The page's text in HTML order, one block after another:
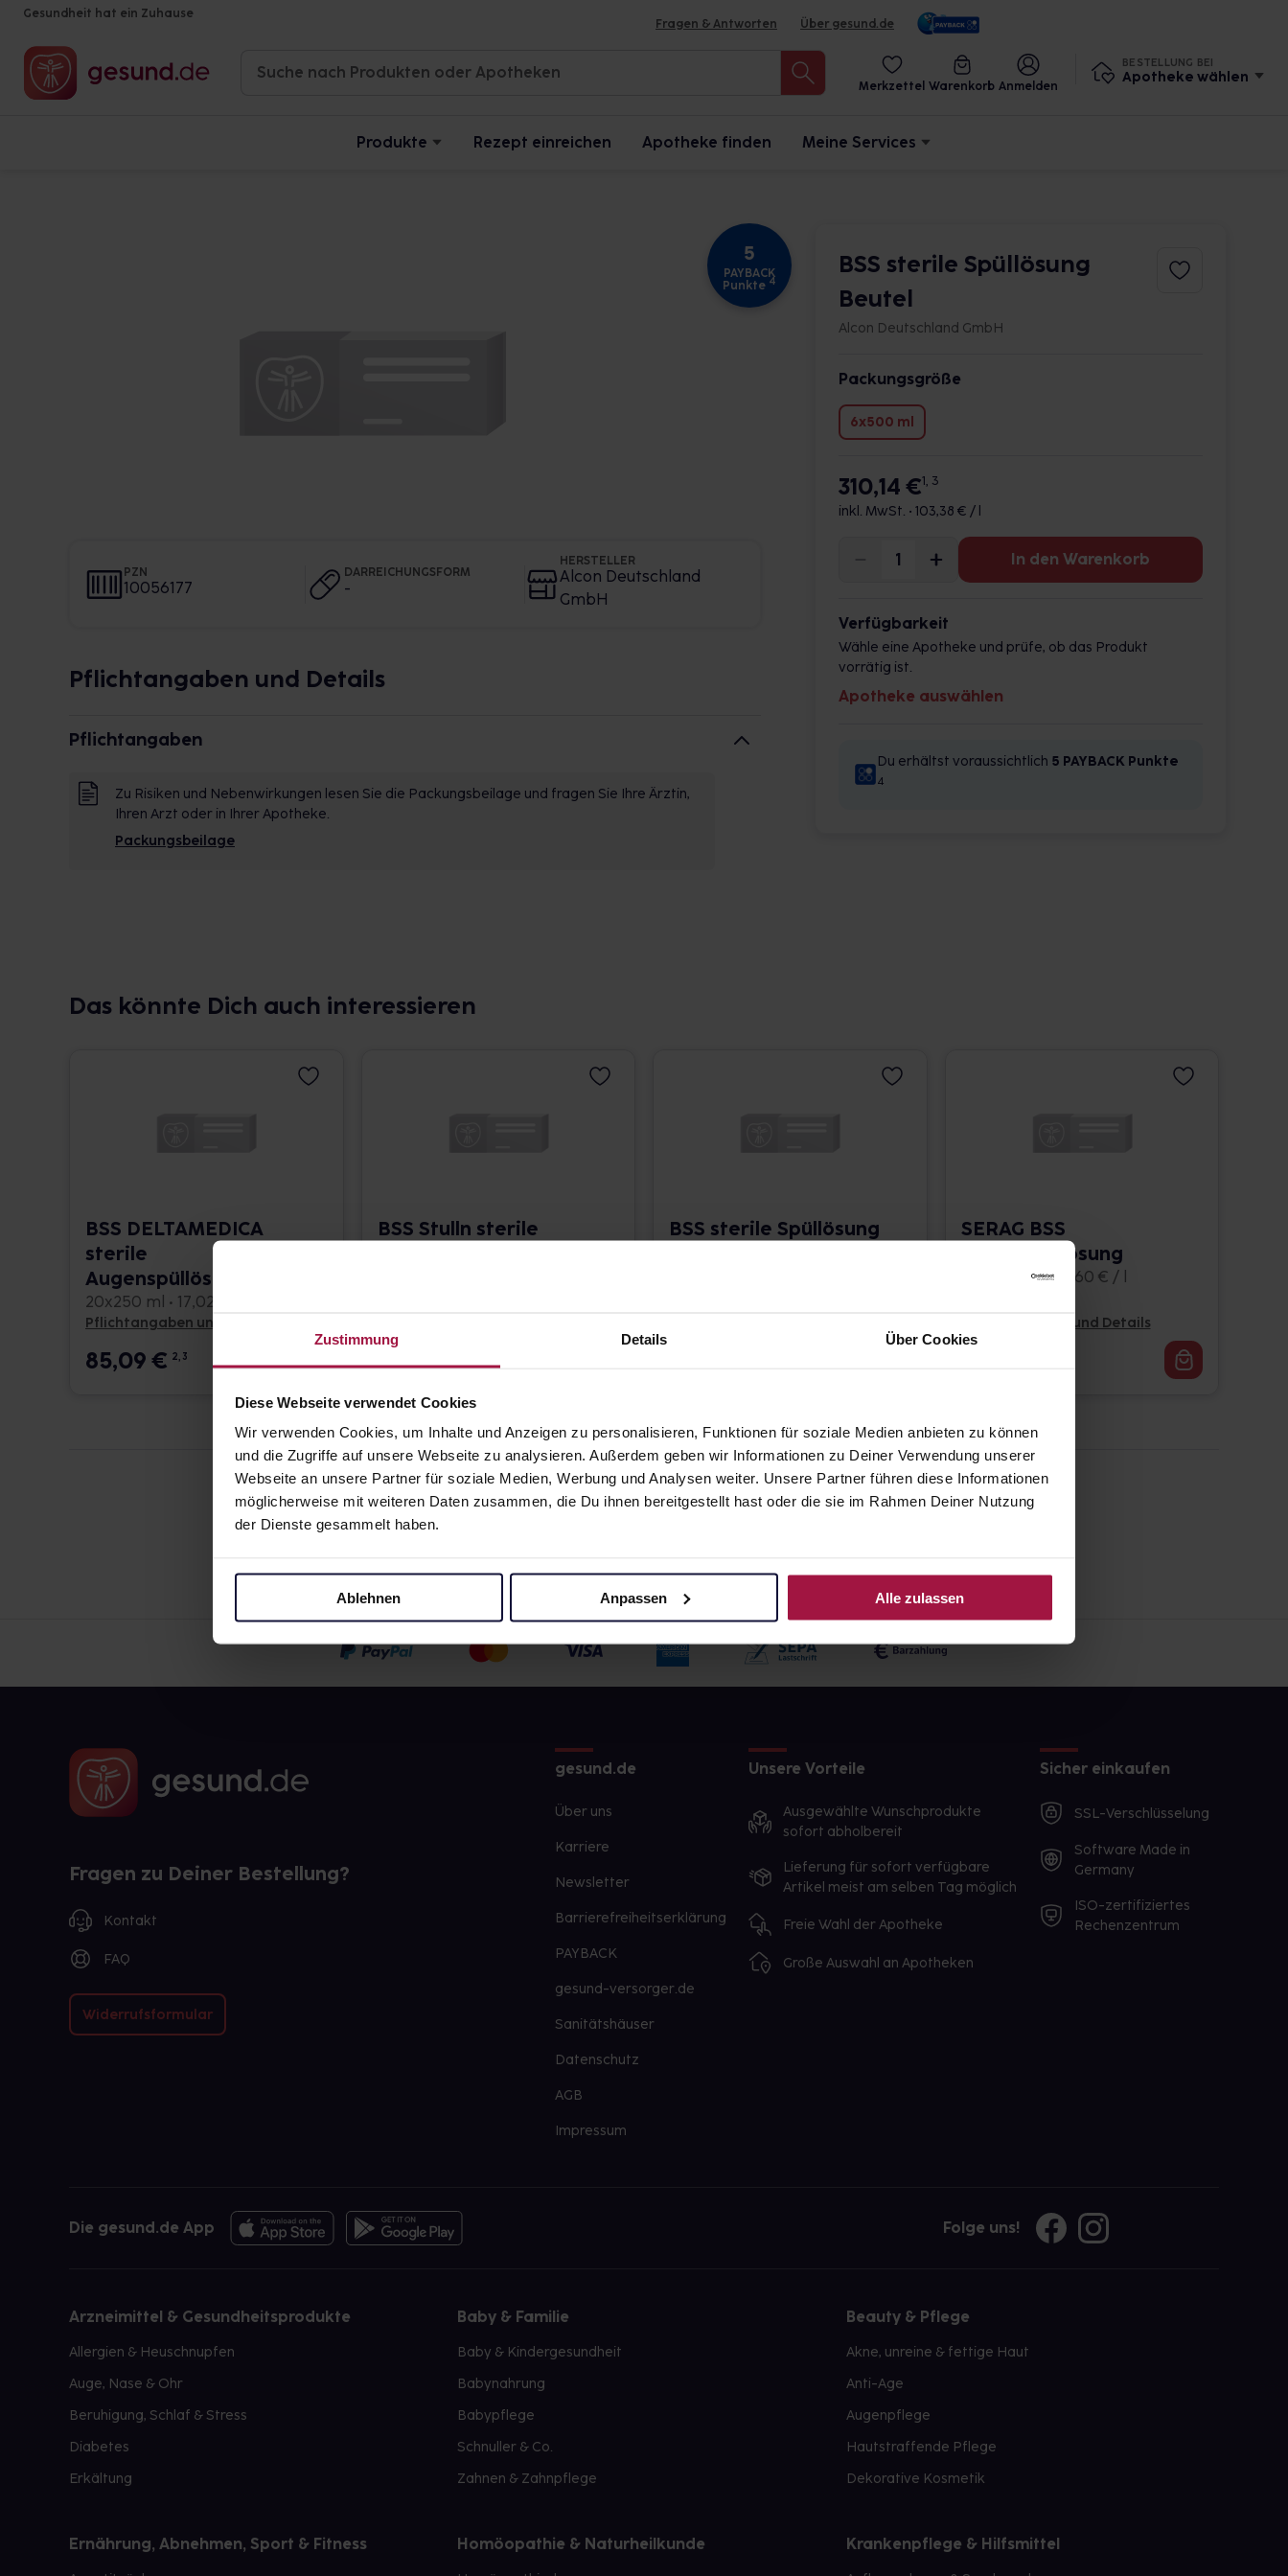
Zustimmung Details Über Cookies
Diese Webseite verwendet Cookies
Wir verwenden Cookies, um Inhalte und Anzeigen zu personalisieren, Funktionen für soziale Medien anbieten zu können
und die Zugriffe auf unsere Webseite zu analysieren. Außerdem geben wir Informationen zu Deiner Verwendung unserer
Webseite an unsere Partner für soziale Medien, Werbung und Analysen weiter. Unsere Partner führen diese Informationen
möglicherweise mit weiteren Daten zusammen, die Du ihnen bereitgestellt hast oder die sie im Rahmen Deiner Nutzung
der Dienste gesammelt haben.
Ablehnen Anpassen Alle zulassen
Gesundheit hat ein Zuhause
Fragen & Antworten Über gesund.de
Merkzettel Warenkorb Anmelden
BESTELLUNG BEI
Apotheke wählen
Produkte Rezept einreichen Apotheke finden Meine Services
5
PAYBACK
Punkte 4
PZN
10056177
DARREICHUNGSFORM
-
HERSTELLER
Alcon Deutschland
GmbH
Pflichtangaben und Details
Pflichtangaben
Zu Risiken und Nebenwirkungen lesen Sie die Packungsbeilage und fragen Sie Ihre Ärztin,
Ihren Arzt oder in Ihrer Apotheke.
Packungsbeilage
BSS sterile Spüllösung
Beutel
Alcon Deutschland GmbH
Packungsgröße
6x500 ml
310,14 €1, 3
inkl. MwSt. • 103,38 € / l
In den Warenkorb
Verfügbarkeit
Wähle eine Apotheke und prüfe, ob das Produkt
vorrätig ist.
Apotheke auswählen
Du erhältst voraussichtlich 5 PAYBACK Punkte
4
Das könnte Dich auch interessieren
BSS DELTAMEDICA
sterile
Augenspüllösung
20x250 ml • 17,02 € / l
Pflichtangaben und Details
85,09€ 2, 3
BSS Stulln sterile
9,16€
BSS sterile Spüllösung
SERAG BSS
Augenspüllösung
10x500 ml • 75,60 € / l
Pflichtangaben und Details
Fragen zu Deiner Bestellung?
Kontakt
FAQ
Widerrufsformular
gesund.de
Über uns
Karriere
Newsletter
Barrierefreiheitserklärung
PAYBACK
gesund-versorger.de
Sanitätshäuser
Datenschutz
AGB
Impressum
Unsere Vorteile
Ausgewählte Wunschprodukte
sofort abholbereit
Lieferung für sofort verfügbare
Artikel meist am selben Tag möglich
Freie Wahl der Apotheke
Große Auswahl an Apotheken
Sicher einkaufen
SSL-Verschlüsselung
Software Made in
Germany
ISO-zertifiziertes
Rechenzentrum
Die gesund.de App Folge uns!
Arzneimittel & Gesundheitsprodukte
Allergien & Heuschnupfen
Auge, Nase & Ohr
Beruhigung, Schlaf & Stress
Diabetes
Erkältung
Baby & Familie
Baby & Kindergesundheit
Babynahrung
Babypflege
Schnuller & Co.
Zahnen & Zahnpflege
Beauty & Pflege
Akne, unreine & fettige Haut
Anti-Age
Augenpflege
Hautstraffende Pflege
Dekorative Kosmetik
Ernährung, Abnehmen, Sport & Fitness Homöopathie & Naturheilkunde Krankenpflege & Hilfsmittel